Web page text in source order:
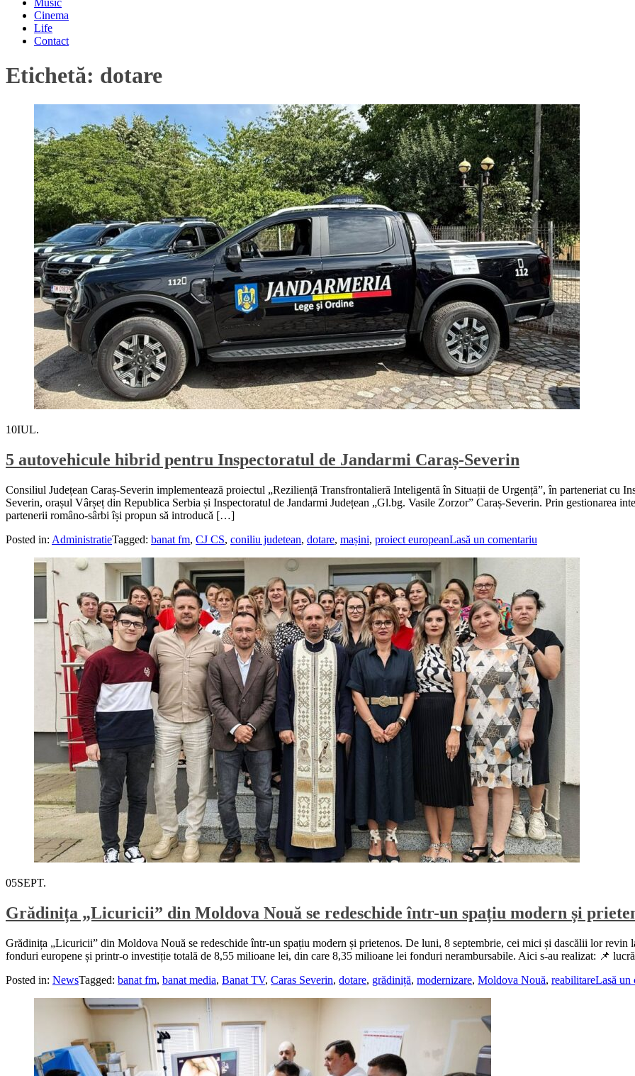
Music
Cinema
Life
Contact
Etichetă: dotare
10IUL.
5 autovehicule hibrid pentru Inspectoratul de Jandarmi Caraș-Severin
Consiliul Județean Caraș-Severin implementează proiectul „Reziliență Transfrontalieră Inteligentă în Situații de Urgență”, în parteneriat cu
Severin, orașul Vârșeț din Republica Serbia și Inspectoratul de Jandarmi Județean „Gl.bg. Vasile Zorzor” Caraș-Severin. Prin gestionarea
partenerii româno-sârbi își propun să introducă […]
Posted in: AdministratieTagged: banat fm, CJ CS, coniliu judetean, dotare, mașini, proiect europeanLasă un comentariu
05SEPT.
Grădinița „Licuricii” din Moldova Nouă se redeschide într-un spațiu modern și
Grădinița „Licuricii” din Moldova Nouă se redeschide într-un spațiu modern și prietenos. De luni, 8 septembrie, cei mici și dascălii lor
fonduri europene și printr-o investiție totală de 8,55 milioane lei, din care 8,35 milioane lei fonduri nerambursabile. Aici s-au realizat: 📌
Posted in: NewsTagged: banat fm, banat media, Banat TV, Caras Severin, dotare, grădiniță, modernizare, Moldova Nouă, reabilitareLasă un